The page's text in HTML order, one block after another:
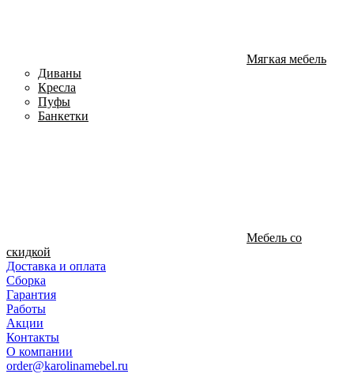
Мягкая мебель
Диваны
Кресла
Пуфы
Банкетки
Мебель со
скидкой
Доставка и оплата
Сборка
Гарантия
Работы
Акции
Контакты
О компании
order@karolinamebel.ru